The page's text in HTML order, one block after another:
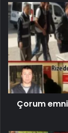
Çorum